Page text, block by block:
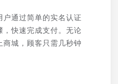
户通过简单的实名认证
，快速完成支付。无论
商城，顾客只需几秒钟